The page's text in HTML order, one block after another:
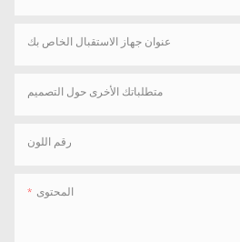
عنوان جهاز الاستقبال الخاص بك
متطلباتك الأخرى حول التصميم
رقم اللون
المحتوى